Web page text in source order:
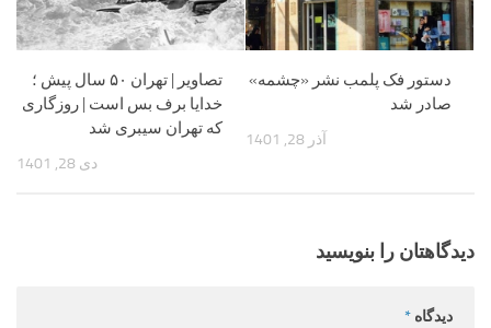
تصاویر | تهران ۵۰ سال پیش ؛
خدایا برف بس است | روزگاری
که تهران سیبری شد
دی 28, 1401
دستور فک پلمب نشر «چشمه»
صادر شد
آذر 28, 1401
دیدگاهتان را بنویسید
دیدگاه *